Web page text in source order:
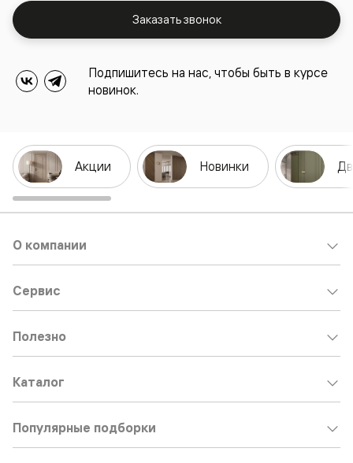
Заказать звонок
Подпишитесь на нас, чтобы быть в курсе
новинок.
Акции Новинки
О компании
Сервис
Полезно
Каталог
Популярные подборки